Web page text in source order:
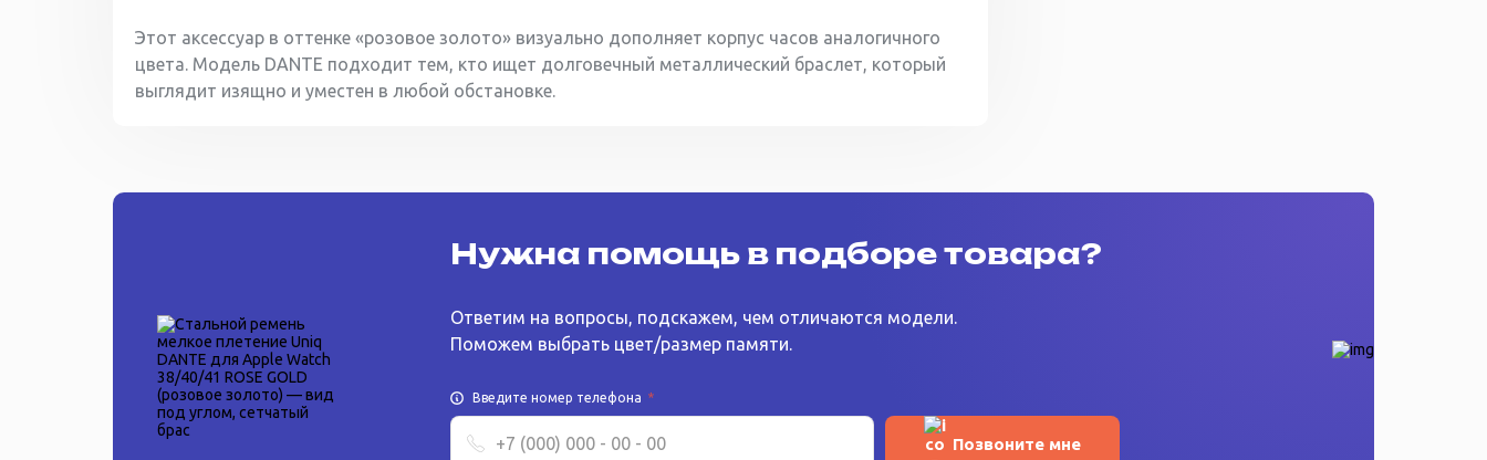
Этот аксессуар в оттенке «розовое золото» визуально дополняет корпус часов аналогичного
цвета. Модель DANTE подходит тем, кто ищет долговечный металлический браслет, который
выглядит изящно и уместен в любой обстановке.
Нужна помощь в подборе товара?
Ответим на вопросы, подскажем, чем отличаются модели.
Поможем выбрать цвет/размер памяти.
Введите номер телефона *
Позвоните мне